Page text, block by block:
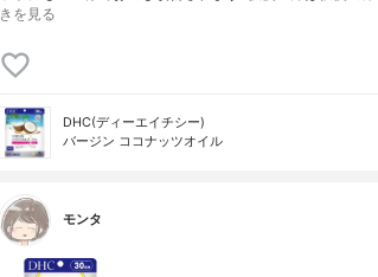
きを見る
DHC(ディーエイチシー)
バージン ココナッツオイル
モンタ